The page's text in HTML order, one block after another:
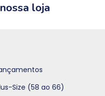
loja
Size (58 ao 66)